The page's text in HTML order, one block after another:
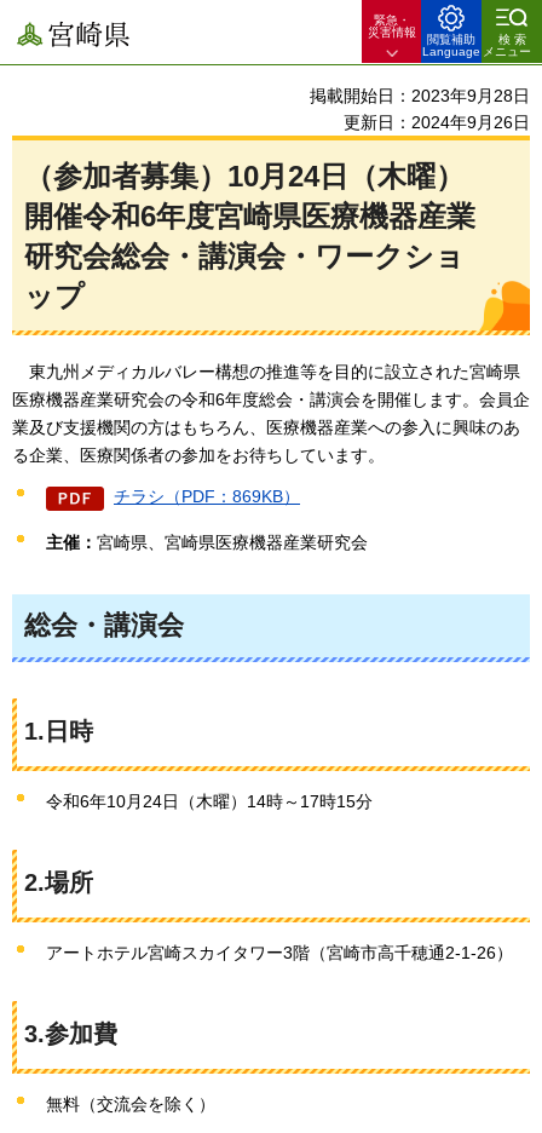
宮崎県
緊急・
災害情報
閲覧補助
Language
検索
メニュー
掲載開始日：2023年9月28日
更新日：2024年9月26日
（参加者募集）10月24日（木曜）
開催令和6年度宮崎県医療機器産業
研究会総会・講演会・ワークショ
ップ
東九州メディカルバレー構想の推進等を目的に設立された宮崎県
医療機器産業研究会の令和6年度総会・講演会を開催します。会員企
業及び支援機関の方はもちろん、医療機器産業への参入に興味のあ
る企業、医療関係者の参加をお待ちしています。
チラシ（PDF：869KB）
主催： 宮崎県、宮崎県医療機器産業研究会
総会・講演会
1.日時
令和6年10月24日（木曜）14時～17時15分
2.場所
アートホテル宮崎スカイタワー3階（宮崎市高千穂通2-1-26）
3.参加費
無料（交流会を除く）